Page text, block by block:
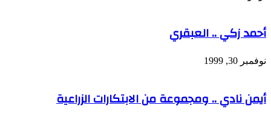
أحمد زكي .. العبقري
نوفمبر 30, 1999
أيمن نادي .. ومجموعة من الابتكارات الزراعية